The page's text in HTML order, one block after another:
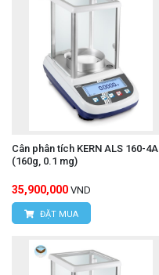
Cân phân tích KERN ALS 160-4A
(160g, 0.1 mg)
35,900,000 VND
ĐẶT MUA